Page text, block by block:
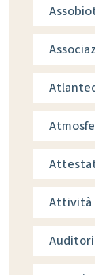
Attività